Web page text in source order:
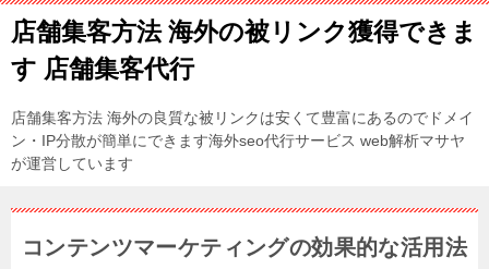
店舗集客方法 海外の被リンク獲得できま
す 店舗集客代行
店舗集客方法 海外の良質な被リンクは安くて豊富にあるのでドメイ
ン・IP分散が簡単にできます海外seo代行サービス web解析マサヤ
が運営しています
コンテンツマーケティングの効果的な活用法